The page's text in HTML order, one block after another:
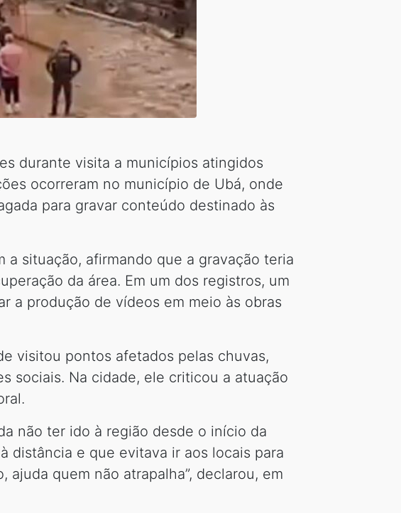
durante visita a municípios atingidos
ocorreram no município de Ubá, onde
para gravar conteúdo destinado às
situação, afirmando que a gravação teria
da área. Em um dos registros, um
a produção de vídeos em meio às obras
visitou pontos afetados pelas chuvas,
sociais. Na cidade, ele criticou a atuação
não ter ido à região desde o início da
distância e que evitava ir aos locais para
quem não atrapalha”, declarou, em